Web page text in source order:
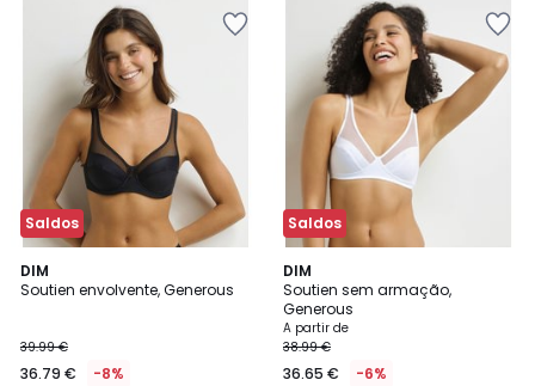
Saldos
DIM
Soutien envolvente, Generous
39.99 €
36.79 € -8%
4,5
/ 5
7
Cores
Saldos
DIM
Soutien sem armação,
Generous
A partir de
38.99 €
36.65 € -6%
4,1
/ 5
3
Cores